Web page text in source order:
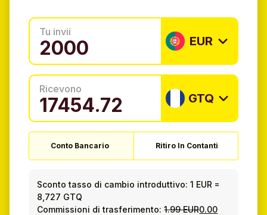
Tu invii
EUR
Ricevono
GTQ
Conto Bancario Ritiro In Contanti
Sconto tasso di cambio introduttivo: 1 EUR =
8,727 GTQ
Commissioni di trasferimento:1.99 EUR0.00